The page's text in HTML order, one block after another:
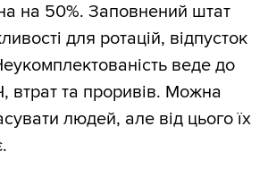
на 50%. Заповнений штат
для ротацій, відпусток
веде до
втрат та проривів. Можна
людей, але від цього їх